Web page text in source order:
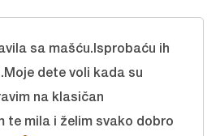
sa mašću.Isprobaću ih
dete voli kada su
na klasičan
te mila i želim svako dobro